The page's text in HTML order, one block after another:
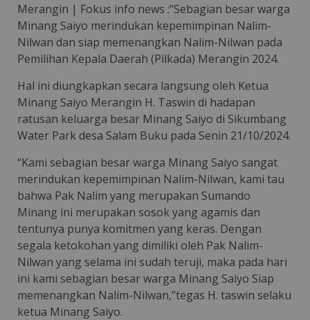
Merangin | Fokus info news :”Sebagian besar warga
Minang Saiyo merindukan kepemimpinan Nalim-
Nilwan dan siap memenangkan Nalim-Nilwan pada
Pemilihan Kepala Daerah (Pilkada) Merangin 2024.
Hal ini diungkapkan secara langsung oleh Ketua
Minang Saiyo Merangin H. Taswin di hadapan
ratusan keluarga besar Minang Saiyo di Sikumbang
Water Park desa Salam Buku pada Senin 21/10/2024.
“Kami sebagian besar warga Minang Saiyo sangat
merindukan kepemimpinan Nalim-Nilwan, kami tau
bahwa Pak Nalim yang merupakan Sumando
Minang ini merupakan sosok yang agamis dan
tentunya punya komitmen yang keras. Dengan
segala ketokohan yang dimiliki oleh Pak Nalim-
Nilwan yang selama ini sudah teruji, maka pada hari
ini kami sebagian besar warga Minang Saiyo Siap
memenangkan Nalim-Nilwan,”tegas H. taswin selaku
ketua Minang Saiyo.